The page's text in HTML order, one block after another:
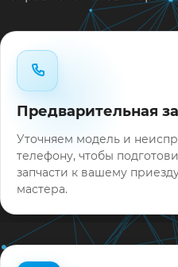
Типовые неисправности
Нужен ремонт LG
Оставьте заявку или
симптомы — подскажем
запишем на диагностику
выездом на дом.
На выполненные работы
гарантию до 12 месяцев.
Предварительная
Уточняем модель и
телефону, чтобы
запчасти к вашему
мастера.